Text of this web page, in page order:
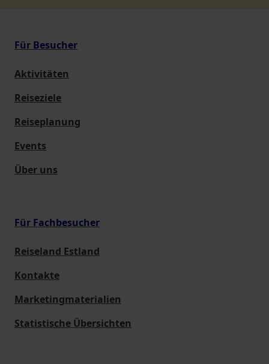
Für Besucher
Aktivitäten
Reiseziele
Reiseplanung
Events
Über uns
Für Fachbesucher
Reiseland Estland
Kontakte
Marketingmaterialien
Statistische Übersichten